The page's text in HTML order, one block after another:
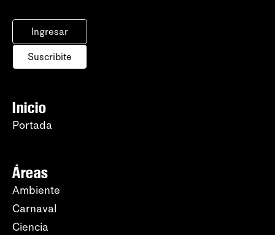
Ingresar
Suscribite
Inicio
Portada
Áreas
Ambiente
Carnaval
Ciencia